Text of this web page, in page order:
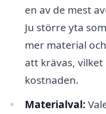
en av de mest
Ju större yta
mer material
att krävas,
kostnaden.
Materialval: